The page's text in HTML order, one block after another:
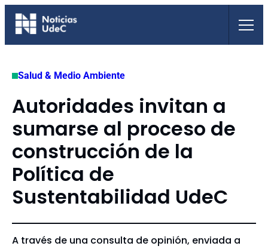
Saltar
Salud & Medio Ambiente
Autoridades invitan a
sumarse al proceso de
construcción de la
Política de
Sustentabilidad UdeC
A través de una consulta de opinión, enviada a